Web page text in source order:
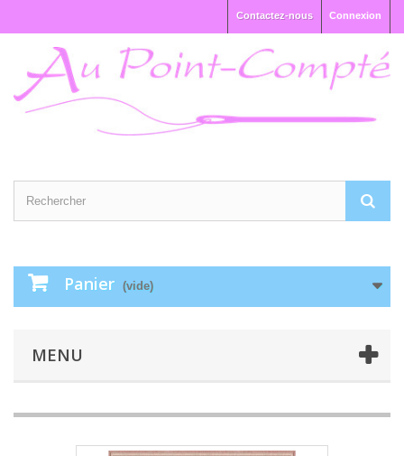
Connexion
Contactez-nous
Panier (vide)
MENU